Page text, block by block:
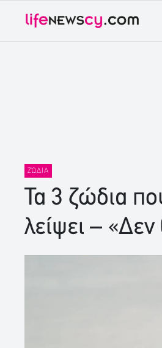
ΖΏΔΙΑ
Τα 3 ζώδια
λείψει – «Δεν